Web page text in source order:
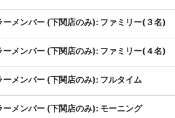
ーメンバー (下関店のみ): ファミリー(３名)
ーメンバー (下関店のみ): ファミリー(４名)
ーメンバー (下関店のみ): フルタイム
ーメンバー (下関店のみ): モーニング